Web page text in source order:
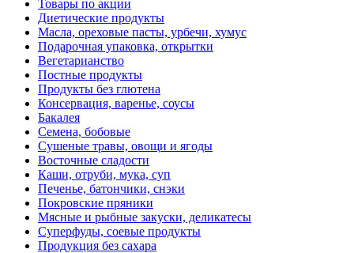
Товары по акции
Диетические продукты
Масла, ореховые пасты, урбечи, хумус
Подарочная упаковка, открытки
Вегетарианство
Постные продукты
Продукты без глютена
Консервация, варенье, соусы
Бакалея
Семена, бобовые
Сушеные травы, овощи и ягоды
Восточные сладости
Каши, отруби, мука, суп
Печенье, батончики, снэки
Покровские пряники
Мясные и рыбные закуски, деликатесы
Суперфуды, соевые продукты
Продукция без сахара